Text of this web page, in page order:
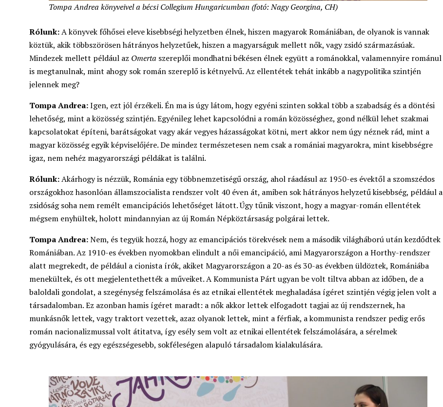
Tompa Andrea könyveivel a bécsi Collegium Hungaricumban (fotó: Nagy Georgina, CH)
Rólunk:A könyvek főhősei eleve kisebbségi helyzetben élnek, hiszen magyarok Romániában, de olyanok is vannak
köztük, akik többszörösen hátrányos helyzetűek, hiszen a magyarságuk mellett nők, vagy zsidó származásúak.
Mindezek mellett például az Omerta szereplői mondhatni békésen élnek együtt a románokkal, valamennyire románul
is megtanulnak, mint ahogy sok román szereplő is kétnyelvű. Az ellentétek tehát inkább a nagypolitika szintjén
jelennek meg?
Tompa Andrea:Igen, ezt jól érzékeli. Én ma is úgy látom, hogy egyéni szinten sokkal több a szabadság és a döntési
lehetőség, mint a közösség szintjén. Egyénileg lehet kapcsolódni a román közösséghez, gond nélkül lehet szakmai
kapcsolatokat építeni, barátságokat vagy akár vegyes házasságokat kötni, mert akkor nem úgy néznek rád, mint a
magyar közösség egyik képviselőjére. De mindez természetesen nem csak a romániai magyarokra, mint kisebbségre
igaz, nem nehéz magyarországi példákat is találni.
Rólunk:Akárhogy is nézzük, Románia egy többnemzetiségű ország, ahol ráadásul az 1950-es évektől a szomszédos
országokhoz hasonlóan államszocialista rendszer volt 40 éven át, amiben sok hátrányos helyzetű kisebbség, például a
zsidóság soha nem remélt emancipációs lehetőséget látott. Úgy tűnik viszont, hogy a magyar-román ellentétek
mégsem enyhültek, holott mindannyian az új Román Népköztársaság polgárai lettek.
Tompa Andrea:Nem, és tegyük hozzá, hogy az emancipációs törekvések nem a második világháború után kezdődtek
Romániában. Az 1910-es években nyomokban elindult a női emancipáció, ami Magyarországon a Horthy-rendszer
alatt megrekedt, de például a cionista írók, akiket Magyarországon a 20-as és 30-as években üldöztek, Romániába
menekültek, és ott megjelentethették a műveiket. A Kommunista Párt ugyan be volt tiltva abban az időben, de a
baloldali gondolat, a szegénység felszámolása és az etnikai ellentétek meghaladása ígéret szintjén végig jelen volt a
társadalomban. Ez azonban hamis ígéret maradt: a nők akkor lettek elfogadott tagjai az új rendszernek, ha
munkásnők lettek, vagy traktort vezettek, azaz olyanok lettek, mint a férfiak, a kommunista rendszer pedig erős
román nacionalizmussal volt átitatva, így esély sem volt az etnikai ellentétek felszámolására, a sérelmek
gyógyulására, és egy egészségesebb, sokféleségen alapuló társadalom kialakulására.